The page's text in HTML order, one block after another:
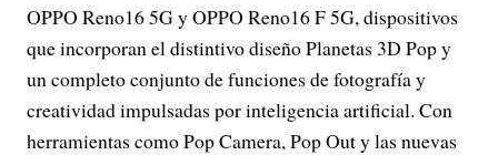
OPPO Reno16 5G y OPPO Reno16 F 5G, dispositivos
que incorporan el distintivo diseño Planetas 3D Pop y
un completo conjunto de funciones de fotografía y
creatividad impulsadas por inteligencia artificial. Con
herramientas como Pop Camera, Pop Out y las nuevas